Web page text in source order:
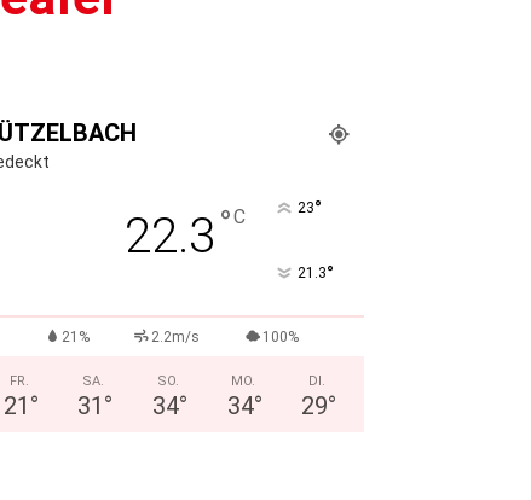
22.3 °C 23°
21.3°
21% 2.2m/s 100%
FR.
21 °
SA.
31 °
SO.
34°
MO.
34°
DI.
29°